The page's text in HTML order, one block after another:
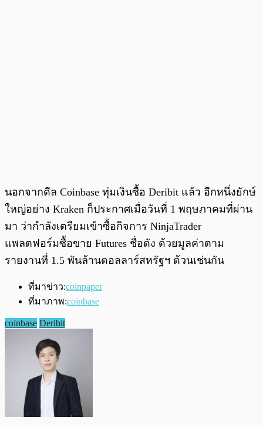
นอกจากดีล Coinbase ทุ่มเงินซื้อ Deribit แล้ว อีกหนึ่งยักษ์
ใหญ่อย่าง Kraken ก็ประกาศเมื่อวันที่ 1 พฤษภาคมที่ผ่าน
มา ว่ากำลังเตรียมเข้าซื้อกิจการ NinjaTrader
แพลตฟอร์มซื้อขาย Futures ชื่อดัง ด้วยมูลค่าตาม
รายงานที่ 1.5 พันล้านดอลลาร์สหรัฐฯ ด้วนเช่นกัน
ที่มาข่าว:coinpaper
ที่มาภาพ:coinbase
coinbase Deribit